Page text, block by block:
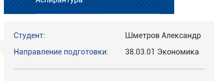
Студент:
Направление подготовки:
Шметров Александр
38.03.01 Экономика